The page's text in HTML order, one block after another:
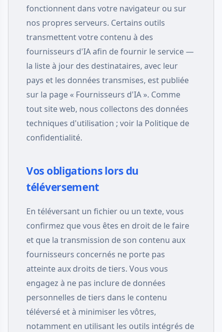
fonctionnent dans votre navigateur ou sur
nos propres serveurs. Certains outils
transmettent votre contenu à des
fournisseurs d'IA afin de fournir le service —
la liste à jour des destinataires, avec leur
pays et les données transmises, est publiée
sur la page « Fournisseurs d'IA ». Comme
tout site web, nous collectons des données
techniques d'utilisation ; voir la Politique de
confidentialité.
Vos obligations lors du
téléversement
En téléversant un fichier ou un texte, vous
confirmez que vous êtes en droit de le faire
et que la transmission de son contenu aux
fournisseurs concernés ne porte pas
atteinte aux droits de tiers. Vous vous
engagez à ne pas inclure de données
personnelles de tiers dans le contenu
téléversé et à minimiser les vôtres,
notamment en utilisant les outils intégrés de